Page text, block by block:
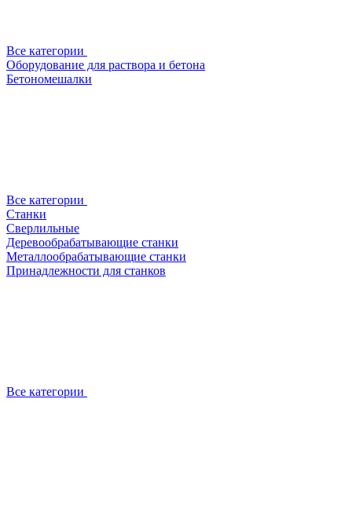
Все категории
Оборудование для раствора и бетона
Бетономешалки
Все категории
Станки
Сверлильные
Деревообрабатывающие станки
Металлообрабатывающие станки
Принадлежности для станков
Все категории